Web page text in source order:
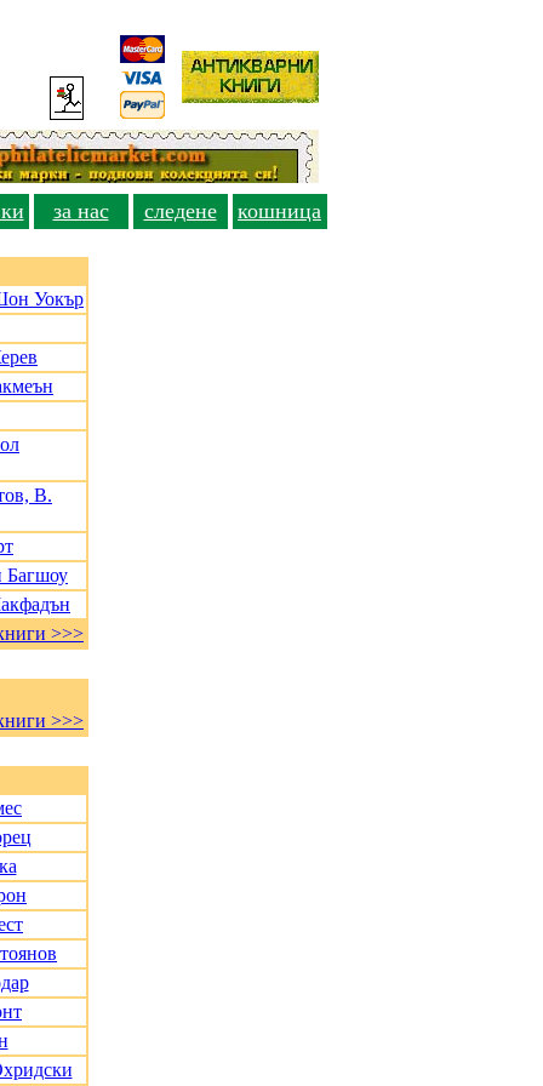
за нас следене
кошница
Уокър
В.
Багшоу
>>>
>>>